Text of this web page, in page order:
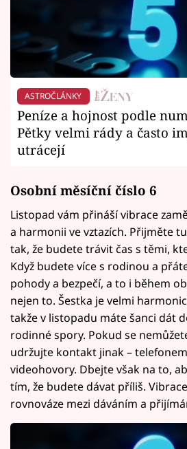
ASTROČLÁNKY
Peníze a hojnost podle
Pětky velmi rády a často
utrácejí
Osobní měsíční číslo 6
Listopad vám přináší vibrace
a harmonii ve vztazích. Přijměte
tak, že budete trávit čas s těmi,
Když budete více s rodinou a
pohody a bezpečí, a to i během
nejen to. Šestka je velmi
takže v listopadu máte šanci dát
rodinné spory. Pokud se
udržujte kontakt jinak –
videohovory. Dbejte však na to,
tím, že budete dávat příliš.
rovnováze mezi dáváním a